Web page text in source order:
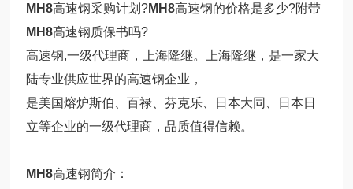
MH8高速钢采购计划?MH8高速钢的价格是多少?附带
MH8高速钢质保书吗?
高速钢,一级代理商，上海隆继。上海隆继，是一家大
陆专业供应世界的高速钢企业，
是美国熔炉斯伯、百禄、芬克乐、日本大同、日本日
立等企业的一级代理商，品质值得信赖。
MH8高速钢简介：